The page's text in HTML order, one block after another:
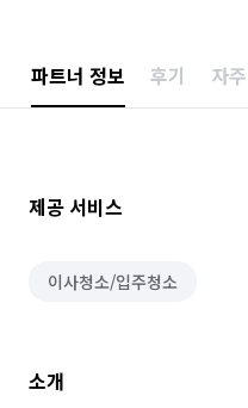
파트너 정보 후기 자
제공 서비스
이사청소/입주청소
소개